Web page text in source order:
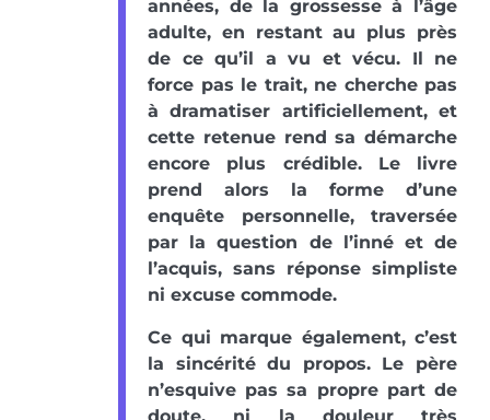
années, de la grossesse à l’âge
adulte, en restant au plus près
de ce qu’il a vu et vécu. Il ne
force pas le trait, ne cherche pas
à dramatiser artificiellement, et
cette retenue rend sa démarche
encore plus crédible. Le livre
prend alors la forme d’une
enquête personnelle, traversée
par la question de l’inné et de
l’acquis, sans réponse simpliste
ni excuse commode.
Ce qui marque également, c’est
la sincérité du propos. Le père
n’esquive pas sa propre part de
doute, ni la douleur très